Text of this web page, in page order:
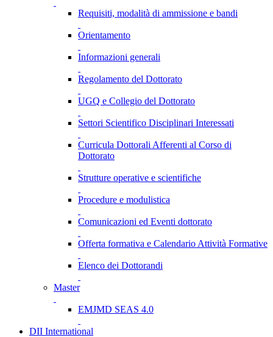
Requisiti, modalità di ammissione e bandi
Orientamento
Informazioni generali
Regolamento del Dottorato
UGQ e Collegio del Dottorato
Settori Scientifico Disciplinari Interessati
Curricula Dottorali Afferenti al Corso di
Dottorato
Strutture operative e scientifiche
Procedure e modulistica
Comunicazioni ed Eventi dottorato
Offerta formativa e Calendario Attività Formative
Elenco dei Dottorandi
Master
EMJMD SEAS 4.0
DII International